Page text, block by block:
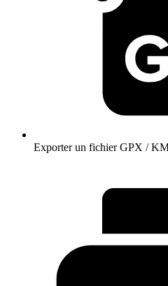
Exporter un fichier GPX /